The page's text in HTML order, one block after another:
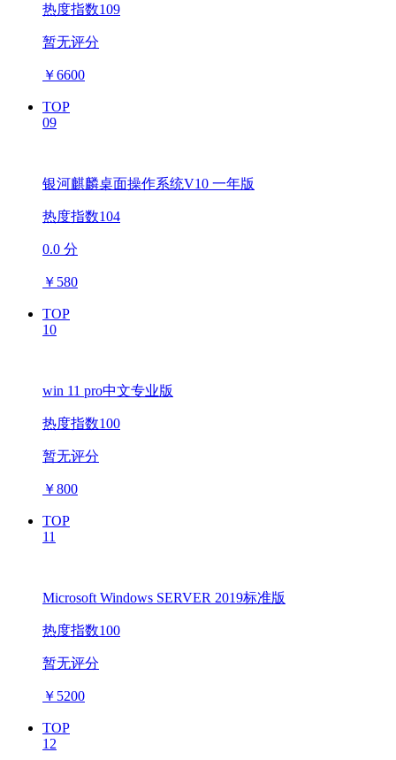
热度指数109
暂无评分
￥6600
TOP
09
银河麒麟桌面操作系统V10 一年版
热度指数104
0.0 分
￥ 580
TOP
10
win 11 pro中文专业版
热度指数100
暂无评分
￥800
TOP
11
Microsoft Windows SERVER 2019标准版
热度指数100
暂无评分
￥ 5200
TOP
12